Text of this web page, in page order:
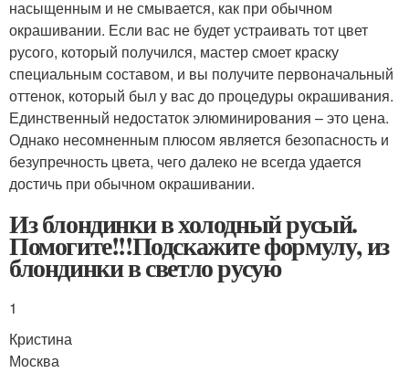
насыщенным и не смывается, как при обычном
окрашивании. Если вас не будет устраивать тот цвет
русого, который получился, мастер смоет краску
специальным составом, и вы получите первоначальный
оттенок, который был у вас до процедуры окрашивания.
Единственный недостаток элюминирования – это цена.
Однако несомненным плюсом является безопасность и
безупречность цвета, чего далеко не всегда удается
достичь при обычном окрашивании.
Из блондинки в холодный русый.
Помогите!!!Подскажите формулу, из
блондинки в светло русую
1
Кристина
Москва